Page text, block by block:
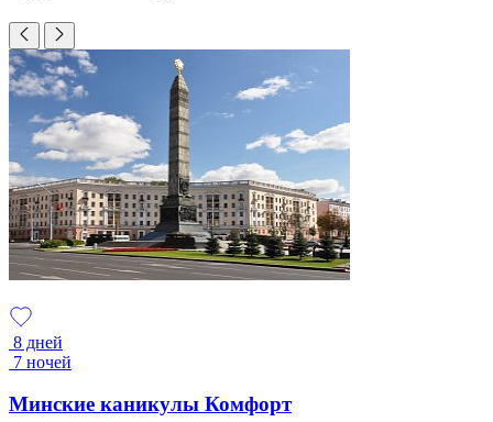
8 дней
7 ночей
Минские каникулы Комфорт